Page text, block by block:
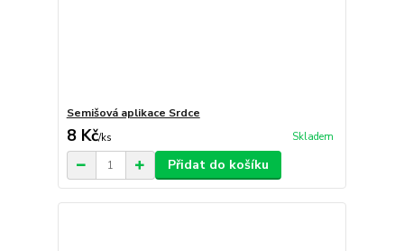
Semišová aplikace Srdce
8 Kč/ks Skladem
Přidat do košíku